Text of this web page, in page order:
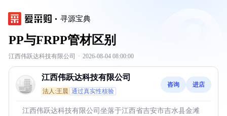
寻源宝典
PP与FRPP管材区别
江西伟跃达科技有限公司 · 2026-08-04 08:00:00
江西伟跃达科技有限公司
法人:王晨 通过真实性核验
咨询 进店
江西伟跃达科技有限公司坐落于江西省吉安市吉水县金滩